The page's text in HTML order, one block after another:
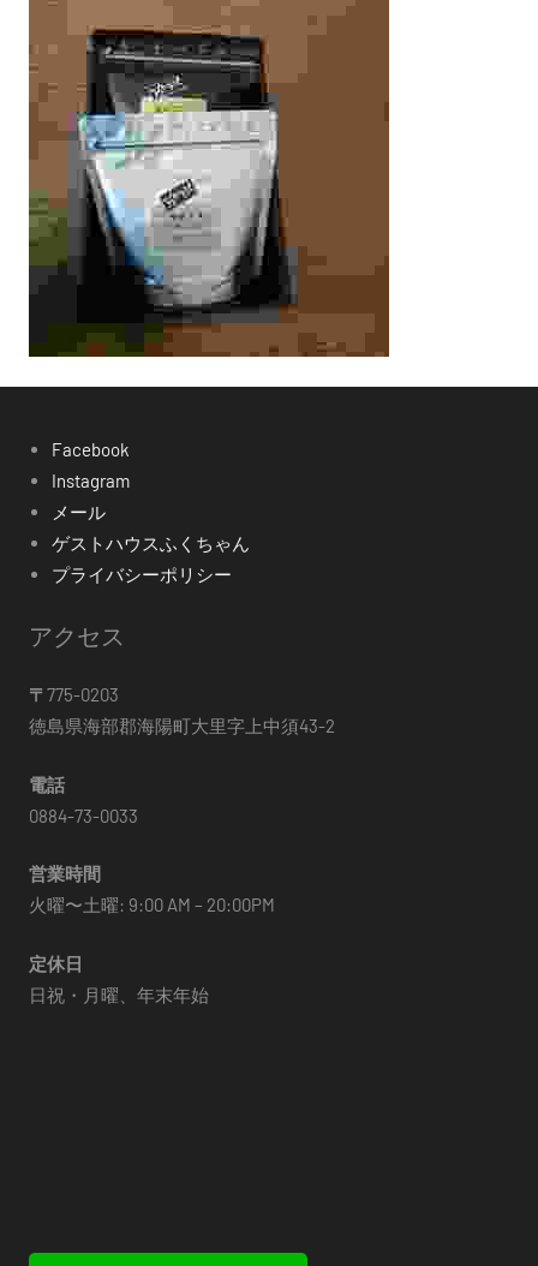
Facebook
Instagram
メール
ゲストハウスふくちゃん
プライバシーポリシー
アクセス
〒 775-0203
徳島県海部郡海陽町大里字上中須43-2
電話
0884-73-0033
営業時間
火曜〜土曜: 9:00 AM – 20:00PM
定休日
日祝・月曜、年末年始